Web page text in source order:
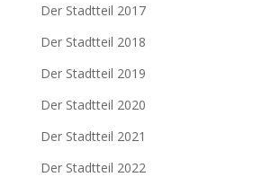
Der Stadtteil 2017
Der Stadtteil 2018
Der Stadtteil 2019
Der Stadtteil 2020
Der Stadtteil 2021
Der Stadtteil 2022